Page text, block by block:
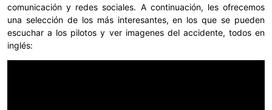
comunicación y redes sociales. A continuación, les ofrecemos
una selección de los más interesantes, en los que se pueden
escuchar a los pilotos y ver imagenes del accidente, todos en
inglés: